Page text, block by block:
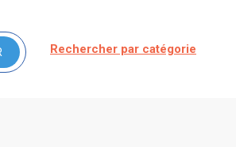
Rechercher par catégorie